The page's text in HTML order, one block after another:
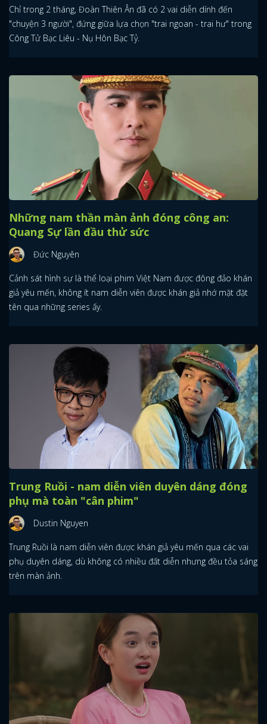
Chỉ trong 2 tháng, Đoàn Thiên Ân đã có 2 vai diễn dính đến
"chuyện 3 người", đứng giữa lựa chọn "trai ngoan - trai hư" trong
Công Tử Bạc Liêu - Nụ Hôn Bạc Tỷ.
Những nam thần màn ảnh đóng công an:
Quang Sự lần đầu thử sức
Đức Nguyên
Cảnh sát hình sự là thể loại phim Việt Nam được đông đảo khán
giả yêu mến, không ít nam diễn viên được khán giả nhớ mặt đặt
tên qua những series ấy.
Trung Ruồi - nam diễn viên duyên dáng đóng
phụ mà toàn "cân phim"
Dustin Nguyen
Trung Ruồi là nam diễn viên được khán giả yêu mến qua các vai
phụ duyên dáng, dù không có nhiều đất diễn nhưng đều tỏa sáng
trên màn ảnh.